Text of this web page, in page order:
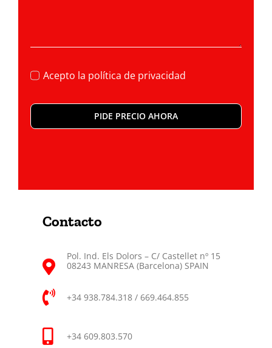
Acepto la política de privacidad
PIDE PRECIO AHORA
Contacto
Pol. Ind. Els Dolors – C/ Castellet nº 15
08243 MANRESA (Barcelona) SPAIN
+34 938.784.318 / 669.464.855
+34 609.803.570